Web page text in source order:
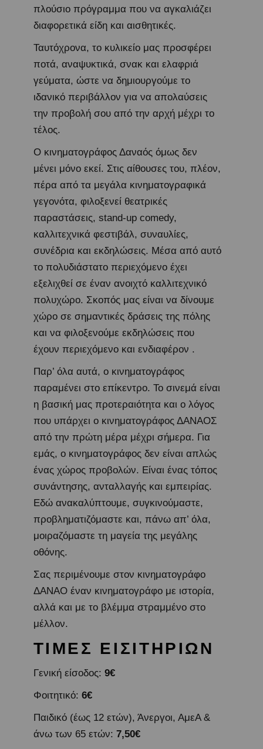
πλούσιο πρόγραμμα που να αγκαλιάζει
διαφορετικά είδη και αισθητικές.
Ταυτόχρονα, το κυλικείο μας προσφέρει
ποτά, αναψυκτικά, σνακ και ελαφριά
γεύματα, ώστε να δημιουργούμε το
ιδανικό περιβάλλον για να απολαύσεις
την προβολή σου από την αρχή μέχρι το
τέλος.
Ο κινηματογράφος Δαναός όμως δεν
μένει μόνο εκεί. Στις αίθουσες του, πλέον,
πέρα από τα μεγάλα κινηματογραφικά
γεγονότα, φιλοξενεί θεατρικές
παραστάσεις, stand-up comedy,
καλλιτεχνικά φεστιβάλ, συναυλίες,
συνέδρια και εκδηλώσεις. Μέσα από αυτό
το πολυδιάστατο περιεχόμενο έχει
εξελιχθεί σε έναν ανοιχτό καλλιτεχνικό
πολυχώρο. Σκοπός μας είναι να δίνουμε
χώρο σε σημαντικές δράσεις της πόλης
και να φιλοξενούμε εκδηλώσεις που
έχουν περιεχόμενο και ενδιαφέρον .
Παρ’ όλα αυτά, ο κινηματογράφος
παραμένει στο επίκεντρο. Το σινεμά είναι
η βασική μας προτεραιότητα και ο λόγος
που υπάρχει ο κινηματογράφος ΔΑΝΑΟΣ
από την πρώτη μέρα μέχρι σήμερα. Για
εμάς, ο κινηματογράφος δεν είναι απλώς
ένας χώρος προβολών. Είναι ένας τόπος
συνάντησης, ανταλλαγής και εμπειρίας.
Εδώ ανακαλύπτουμε, συγκινούμαστε,
προβληματιζόμαστε και, πάνω απ’ όλα,
μοιραζόμαστε τη μαγεία της μεγάλης
οθόνης.
Σας περιμένουμε στον κινηματογράφο
ΔΑΝΑΟ έναν κινηματογράφο με ιστορία,
αλλά και με το βλέμμα στραμμένο στο
μέλλον.
ΤΙΜΕΣ ΕΙΣΙΤΗΡΙΩΝ
Γενική είσοδος: 9€
Φοιτητικό: 6€
Παιδικό (έως 12 ετών), Άνεργοι, ΑμεΑ &
άνω των 65 ετών: 7,50€